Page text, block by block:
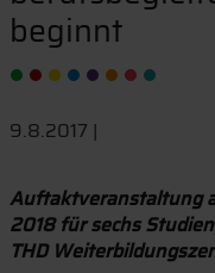
beginnt
9.8.2017 |
Auftaktveranstaltung
2018 für sechs
THD